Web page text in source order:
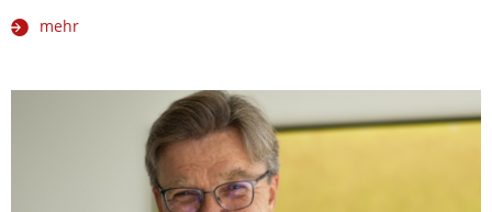
mehr